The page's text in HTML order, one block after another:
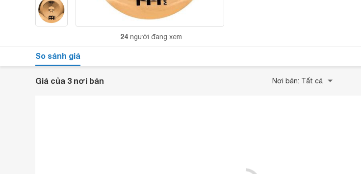
24 người đang xem
So sánh giá
Giá của 3 nơi bán Nơi bán: Tất cả